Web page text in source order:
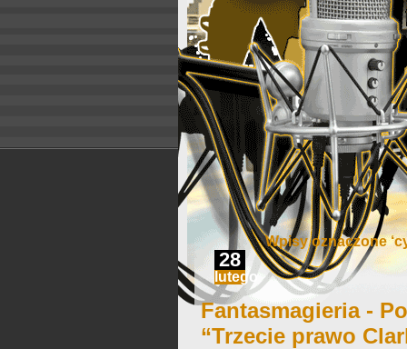
Wpisy oznaczone
28
lutego
Fantasmagieria -
“Trzecie prawo